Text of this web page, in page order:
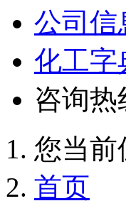
公司信
化工字
咨询热
您当前
首页